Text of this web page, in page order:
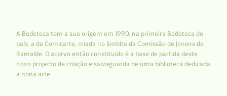
A Bedeteca tem a sua origem em 1990, na primeira Bedeteca do
país, a da Comicarte, criada no âmbito da Comissão de Jovens de
Ramalde. O acervo então constituído é a base de partida deste
novo projecto de criação e salvaguarda de uma biblioteca dedicada
à nona arte.